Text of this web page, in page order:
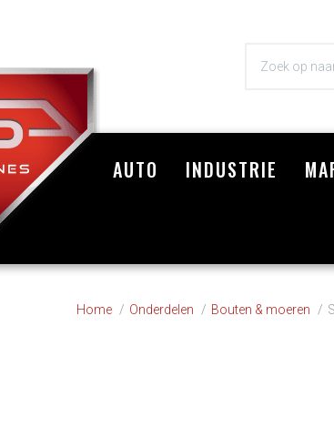
AUTO INDUSTRIE
Home Onderdelen Bouten & moeren